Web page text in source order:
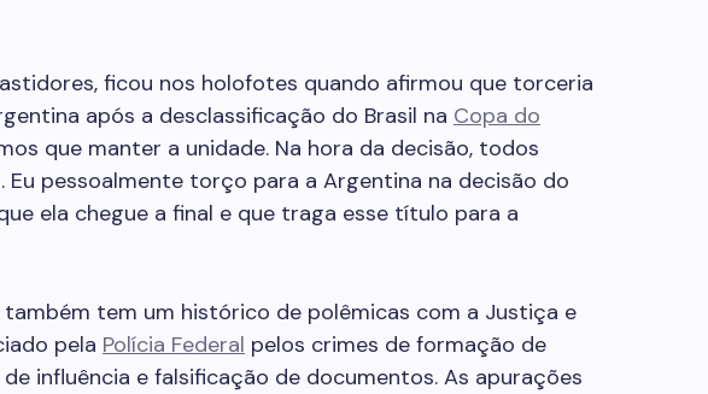
ficou nos holofotes quando afirmou que torceria
após a desclassificação do Brasil na Copa do
que manter a unidade. Na hora da decisão, todos
Eu pessoalmente torço para a Argentina na decisão do
ela chegue a final e que traga esse título para a
também tem um histórico de polêmicas com a Justiça e
pela Polícia Federal pelos crimes de formação de
influência e falsificação de documentos. As apurações